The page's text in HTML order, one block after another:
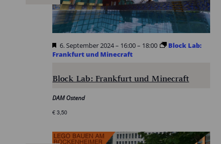
Block Lab: Frankfurt und Minecraft
Hervorgehoben
6. September 2024 – 16:00– 18:00
Block Lab:
Frankfurt und Minecraft
DAM Ostend
€ 3,50